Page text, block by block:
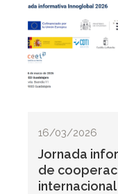
16/03/2026
Jornada
de
internacional